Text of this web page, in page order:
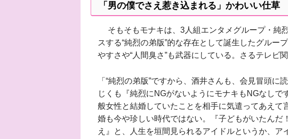
「男の僕でさえ惹き込まれる」かわいい仕草
そもそもモナキは、3人組エンタメグループ・純
スする“純烈の弟版”的な存在として誕生したグルー
やすさや“人間臭さ”も武器にしている。さるテレビ
「“純烈の弟版”ですから、酒井さんも、会見冒頭に
じくも『純烈にNGがないようにモナキもNGなしで
般女性と結婚していたことを相手に気遣ってあえて
婚も今や珍しい時代ではない。『子どもがいたん
え』と、人生を垣間見られるアイドルというか、ア